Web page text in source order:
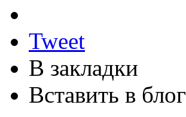
Tweet
В закладки
Вставить в блог